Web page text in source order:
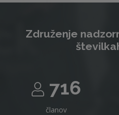
Združenje
716
članov